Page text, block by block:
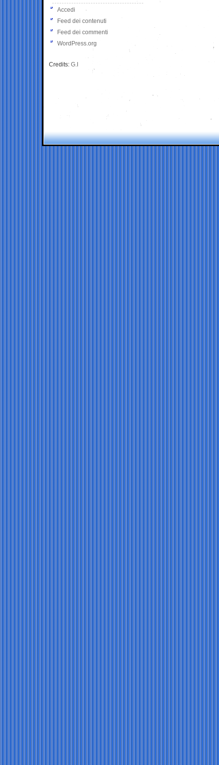
Accedi
Feed dei contenuti
Feed dei commenti
WordPress.org
Credits: G.I